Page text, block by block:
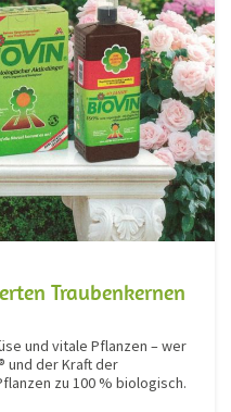
Traubenkernen
und vitale Pflanzen – wer
und der Kraft der
zu 100 % biologisch.